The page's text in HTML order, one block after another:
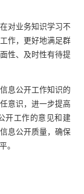
对业务知识学习不
作，更好地满足群
性、及时性有待提
息公开工作知识的
意识，进一步提高
开工作的意见和建
息公开质量，确保
。